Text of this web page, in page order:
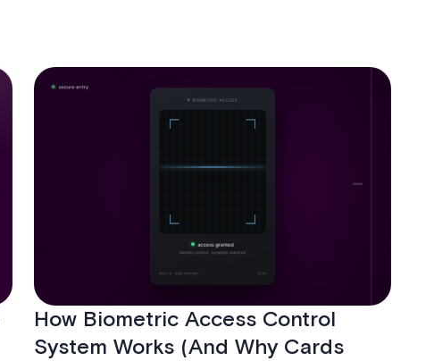
How Biometric Access Control
System Works (And Why Cards